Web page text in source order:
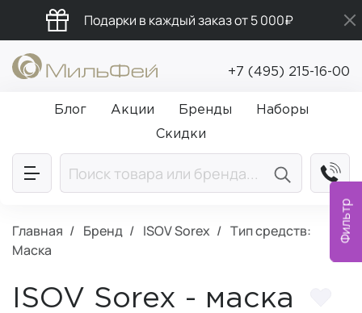
Фильтр
Подарки в каждый заказ от 5 000₽
Промокод ПРИВЕТ
Бесплатная доставка от 5 000₽
+7 (495) 215-16-00
Блог Акции Бренды
Наборы
Скидки
Главная Бренд ISOV Sorex
Тип средств:
Маска
ISOV Sorex - маска